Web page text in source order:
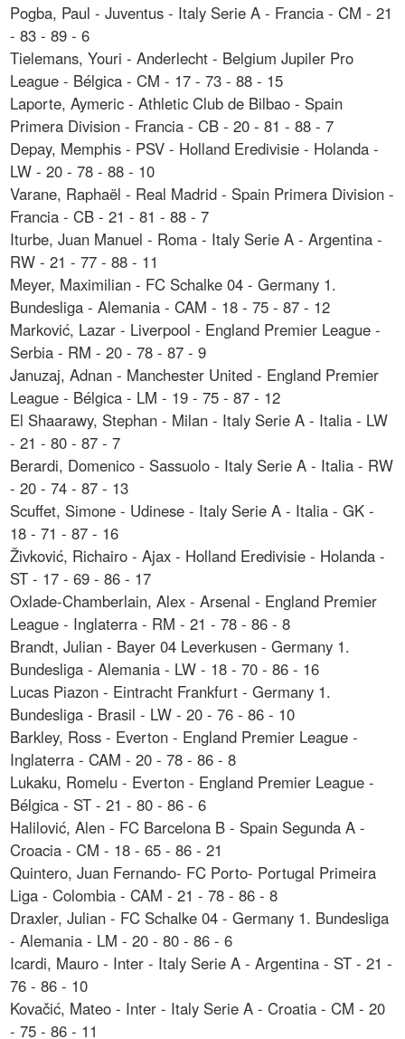
Pogba, Paul - Juventus - Italy Serie A - Francia - CM - 21
- 83 - 89 - 6
Tielemans, Youri - Anderlecht - Belgium Jupiler Pro
League - Bélgica - CM - 17 - 73 - 88 - 15
Laporte, Aymeric - Athletic Club de Bilbao - Spain
Primera Division - Francia - CB - 20 - 81 - 88 - 7
Depay, Memphis - PSV - Holland Eredivisie - Holanda -
LW - 20 - 78 - 88 - 10
Varane, Raphaël - Real Madrid - Spain Primera Division -
Francia - CB - 21 - 81 - 88 - 7
Iturbe, Juan Manuel - Roma - Italy Serie A - Argentina -
RW - 21 - 77 - 88 - 11
Meyer, Maximilian - FC Schalke 04 - Germany 1.
Bundesliga - Alemania - CAM - 18 - 75 - 87 - 12
Marković, Lazar - Liverpool - England Premier League -
Serbia - RM - 20 - 78 - 87 - 9
Januzaj, Adnan - Manchester United - England Premier
League - Bélgica - LM - 19 - 75 - 87 - 12
El Shaarawy, Stephan - Milan - Italy Serie A - Italia - LW
- 21 - 80 - 87 - 7
Berardi, Domenico - Sassuolo - Italy Serie A - Italia - RW
- 20 - 74 - 87 - 13
Scuffet, Simone - Udinese - Italy Serie A - Italia - GK -
18 - 71 - 87 - 16
Živković, Richairo - Ajax - Holland Eredivisie - Holanda -
ST - 17 - 69 - 86 - 17
Oxlade-Chamberlain, Alex - Arsenal - England Premier
League - Inglaterra - RM - 21 - 78 - 86 - 8
Brandt, Julian - Bayer 04 Leverkusen - Germany 1.
Bundesliga - Alemania - LW - 18 - 70 - 86 - 16
Lucas Piazon - Eintracht Frankfurt - Germany 1.
Bundesliga - Brasil - LW - 20 - 76 - 86 - 10
Barkley, Ross - Everton - England Premier League -
Inglaterra - CAM - 20 - 78 - 86 - 8
Lukaku, Romelu - Everton - England Premier League -
Bélgica - ST - 21 - 80 - 86 - 6
Halilović, Alen - FC Barcelona B - Spain Segunda A -
Croacia - CM - 18 - 65 - 86 - 21
Quintero, Juan Fernando- FC Porto- Portugal Primeira
Liga - Colombia - CAM - 21 - 78 - 86 - 8
Draxler, Julian - FC Schalke 04 - Germany 1. Bundesliga
- Alemania - LM - 20 - 80 - 86 - 6
Icardi, Mauro - Inter - Italy Serie A - Argentina - ST - 21 -
76 - 86 - 10
Kovačić, Mateo - Inter - Italy Serie A - Croatia - CM - 20
- 75 - 86 - 11